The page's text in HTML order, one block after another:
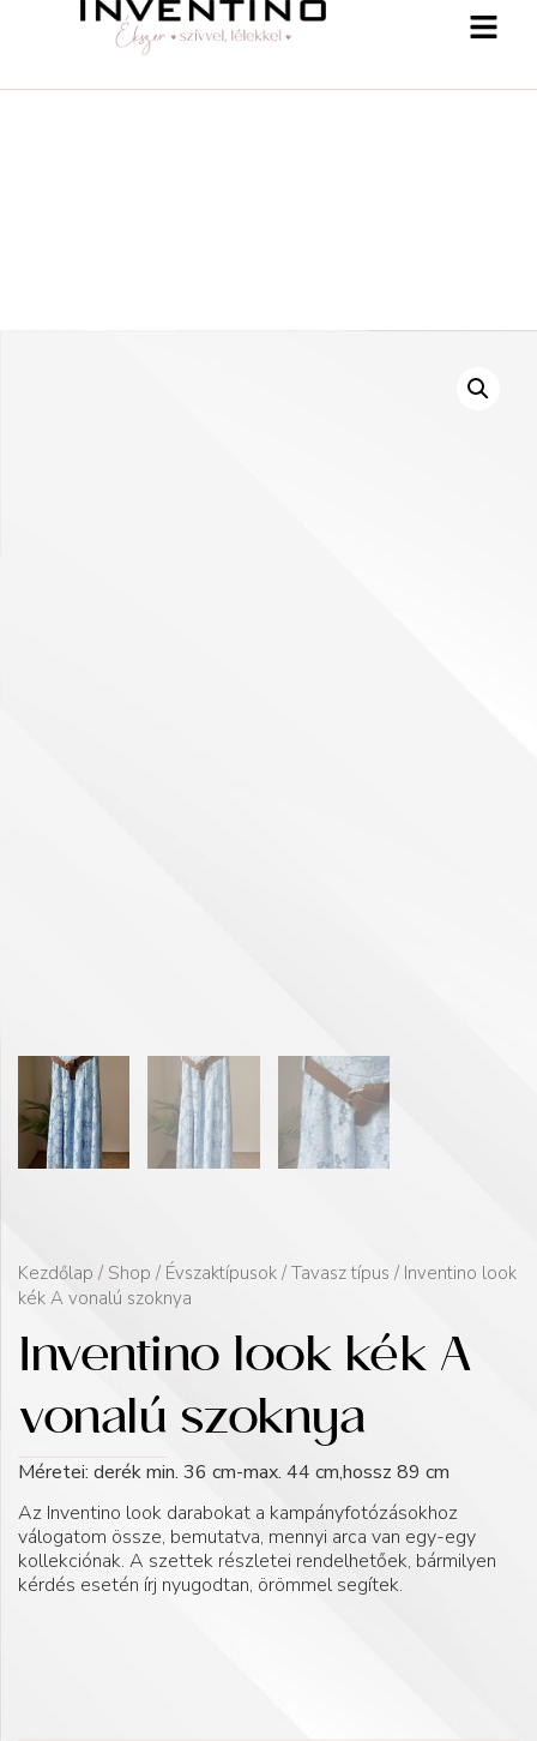
Kezdőlap / Shop / Évszaktípusok / Tavasz típus / Inventino look
kék A vonalú szoknya
Inventino look kék A
vonalú szoknya
Méretei: derék min. 36 cm-max. 44 cm,hossz 89 cm
Az Inventino look darabokat a kampányfotózásokhoz
válogatom össze, bemutatva, mennyi arca van egy-egy
kollekciónak. A szettek részletei rendelhetőek, bármilyen
kérdés esetén írj nyugodtan, örömmel segítek.